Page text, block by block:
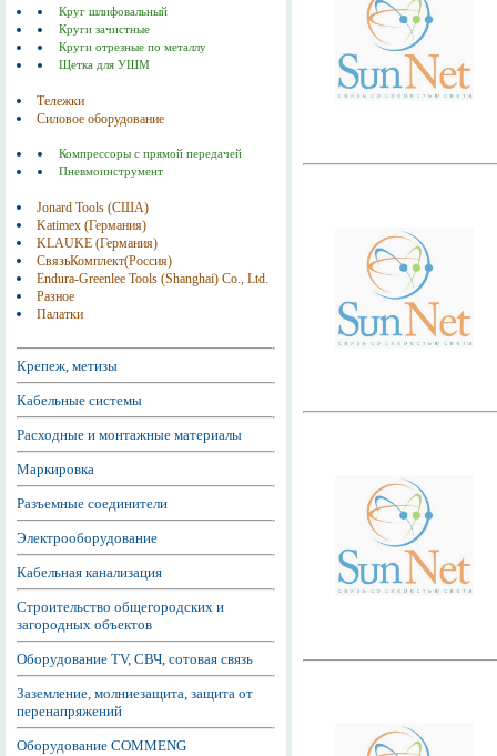
Круг шлифовальный
Круги зачистные
Круги отрезные по металлу
Щетка для УШМ
Тележки
Силовое оборудование
Компрессоры с прямой передачей
Пневмоинструмент
Jonard Tools (США)
Katimex (Германия)
KLAUKE (Германия)
СвязьКомплект(Россия)
Endura-Greenlee Tools (Shanghai) Co., Ltd.
Разное
Палатки
Крепеж, метизы
Кабельные системы
Расходные и монтажные материалы
Маркировка
Разъемные соединители
Электрооборудование
Кабельная канализация
Строительство общегородских и
загородных объектов
Оборудование TV, СВЧ, сотовая связь
Заземление, молниезащита, защита от
перенапряжений
Оборудование COMMENG